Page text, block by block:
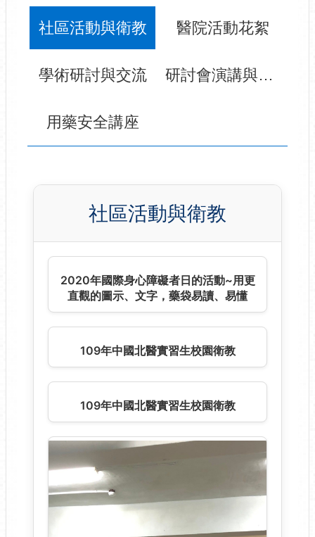
社區活動與衛教 醫院活動花絮
學術研討與交流 研討會演講與榮譽
用藥安全講座
社區活動與衛教